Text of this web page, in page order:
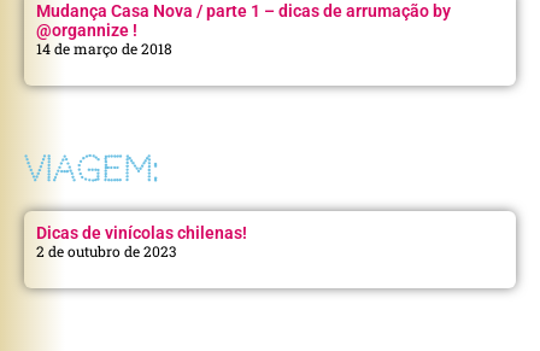
Mudança Casa Nova / parte 1 – dicas de arrumação by
@organnize !
14 de março de 2018
VIAGEM:
Dicas de vinícolas chilenas!
2 de outubro de 2023